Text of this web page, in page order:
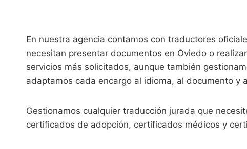
En nuestra agencia contamos con traductores
necesitan presentar documentos en Oviedo o
servicios más solicitados, aunque también
adaptamos cada encargo al idioma, al documento y
Gestionamos cualquier traducción jurada que
certificados de adopción, certificados médicos y